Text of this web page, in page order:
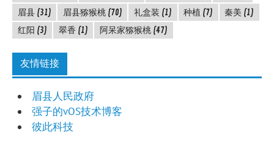
眉县(31) 眉县猕猴桃(70) 礼盒装 (1) 种植 (7) 秦美 (1)
红阳 (3) 翠香 (1) 阿呆家猕猴桃(47)
友情链接
眉县人民政府
强子的vOS技术博客
彼此科技